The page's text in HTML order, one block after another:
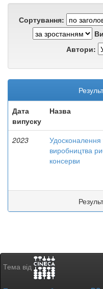
Сортування:
Автори:
Дата
випуску
Назва
2023
Удосконалення
виробництва
консерви
Тема від